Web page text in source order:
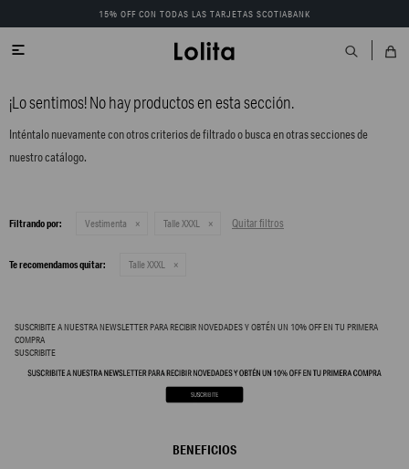
15% OFF CON TODAS LAS TARJETAS SCOTIABANK

¡Lo sentimos! No hay productos en esta sección.
Inténtalo nuevamente con otros criterios de filtrado o busca en otras secciones de
nuestro catálogo.
Filtrando por: Vestimenta Talle XXXL Quitar filtros
Te recomendamos quitar: Talle XXXL
SUSCRIBITE A NUESTRA NEWSLETTER PARA RECIBIR NOVEDADES Y OBTÉN UN 10% OFF EN TU PRIMERA
COMPRA
SUSCRIBITE
BENEFICIOS